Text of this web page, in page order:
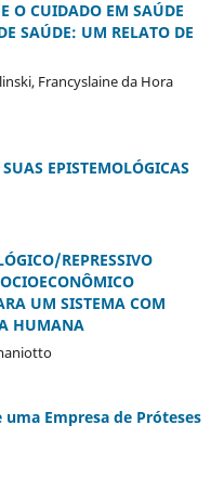
O CUIDADO EM SAÚDE
SAÚDE: UM RELATO DE
Francyslaine da Hora
EPISTEMOLÓGICAS
REPRESSIVO
UM SISTEMA COM
HUMANA
Empresa de Próteses